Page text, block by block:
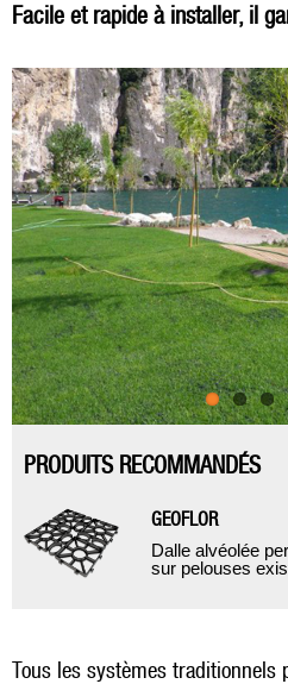
Facile et rapide à installer, il
PRODUITS RECOMMANDÉS
GEOFLOR
Dalle alvéolée
sur pelouses
Tous les systèmes traditionnels